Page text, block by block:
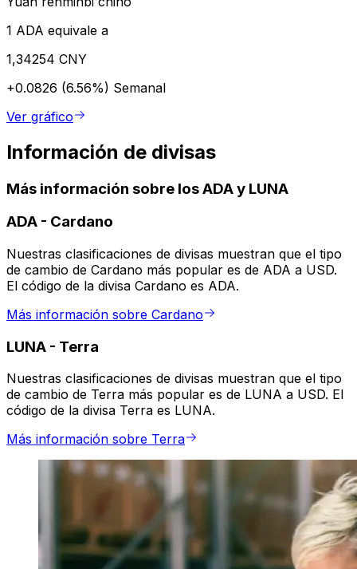
1 ADA equivale a
1,34254 CNY
+0.0826 (6.56%) Semanal
Ver gráfico
Información de divisas
Más información sobre los ADA y LUNA
ADA - Cardano
Nuestras clasificaciones de divisas muestran que el tipo
de cambio de Cardano más popular es de ADA a USD.
El código de la divisa Cardano es ADA.
Más información sobre Cardano
LUNA - Terra
Nuestras clasificaciones de divisas muestran que el tipo
de cambio de Terra más popular es de LUNA a USD. El
código de la divisa Terra es LUNA.
Más información sobre Terra